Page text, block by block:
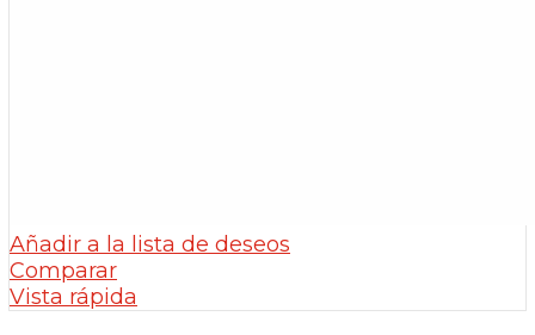
Añadir a la lista de deseos
Comparar
Vista rápida